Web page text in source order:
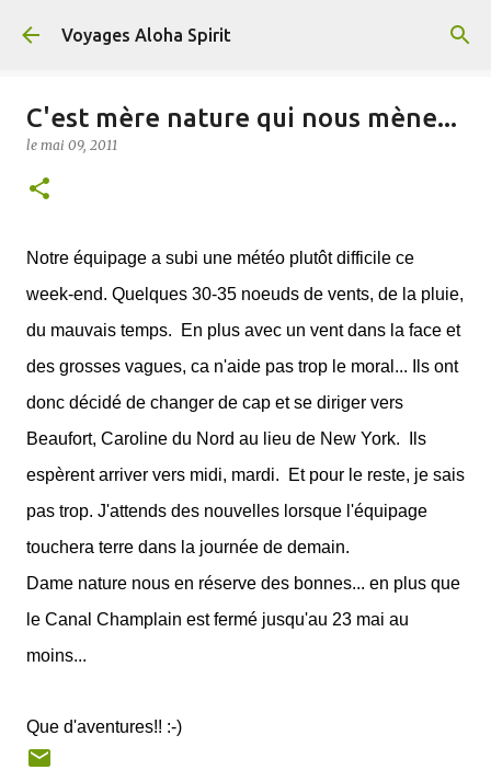
Accéder au contenu principal
Voyages Aloha Spirit
C'est mère nature qui nous mène...
le mai 09, 2011
Notre équipage a subi une météo plutôt difficile ce
week-end. Quelques 30-35 noeuds de vents, de la pluie,
du mauvais temps. En plus avec un vent dans la face et
des grosses vagues, ca n'aide pas trop le moral... Ils ont
donc décidé de changer de cap et se diriger vers
Beaufort, Caroline du Nord au lieu de New York. Ils
espèrent arriver vers midi, mardi. Et pour le reste, je sais
pas trop. J'attends des nouvelles lorsque l'équipage
touchera terre dans la journée de demain.
Dame nature nous en réserve des bonnes... en plus que
le Canal Champlain est fermé jusqu'au 23 mai au
moins...
Que d'aventures!! :-)